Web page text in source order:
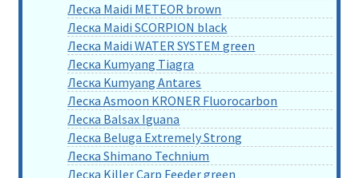
Леска Maidi METEOR brown
Леска Maidi SCORPION black
Леска Maidi WATER SYSTEM green
Леска Kumyang Tiagra
Леска Kumyang Antares
Леска Asmoon KRONER Fluorocarbon
Леска Balsax Iguana
Леска Beluga Extremely Strong
Леска Shimano Technium
Леска Killer Carp Feeder green